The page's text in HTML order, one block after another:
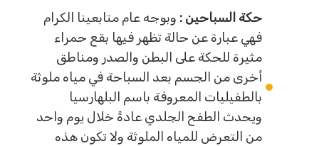
حكة السباحين : وبوجه عام متابعينا الكرام
فهي عبارة عن حالة تظهر فيها بقع حمراء
مثيرة للحكة على البطن والصدر ومناطق
أخرى من الجسم بعد السباحة في مياه ملوثة
بالطفيليات المعروفة باسم البلهارسيا
ويحدث الطفح الجلدي عادةً خلال يوم واحد
من التعرض للمياه الملوثة ولا تكون هذه